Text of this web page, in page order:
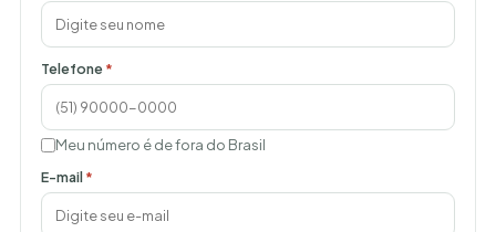
Telefone*
Meu número é de fora do Brasil
E-mail*